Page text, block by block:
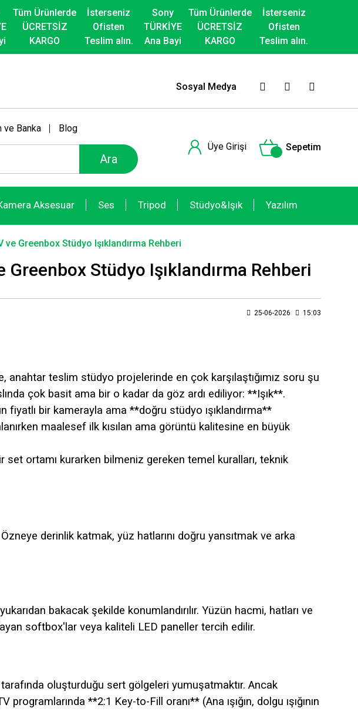
Tüm Ürünlerde
ÜCRETSİZ
KARGO
İsterseniz
Ofisten
Teslim alın.
Sony
TÜRKİYE
Ana Bayi
Tüm Ürünlerde
ÜCRETSİZ
KARGO
İsterseniz
Ofisten
Teslim alın.
Sosyal Medya
ve Banka Blog
Ara
Üye Girişi Sepetim
Aksesuar Ses Tripod Stüdyo&Işık Yazılım
Greenbox Stüdyo Işıklandırma Rehberi
Stüdyo Işıklandırma Rehberi
25-06-2026 15:03
anahtar teslim stüdyo projelerinde en çok karşılaştığımız soru şu
çok basit ama bir o kadar da göz ardı ediliyor: **Işık**.
fiyatlı bir kamerayla ama **doğru stüdyo ışıklandırma**
maalesef ilk kısılan ama görüntü kalitesine en büyük
ortamı kurarken bilmeniz gereken temel kuralları, teknik
derinlik katmak, yüz hatlarını doğru yansıtmak ve arka
bakacak şekilde konumlandırılır. Yüzün hacmi, hatları ve
softbox'lar veya kaliteli LED paneller tercih edilir.
tarafında oluşturduğu sert gölgeleri yumuşatmaktır. Ancak
**2:1 Key-to-Fill oranı** (Ana ışığın, dolgu ışığının